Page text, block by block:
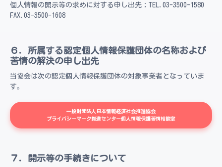
個人情報の開示等の求めに対する申し出先；TEL.03-3500-1580
FAX.03-3500-1608
６．所属する認定個人情報保護団体の名称および
苦情の解決の申し出先
当協会は次の認定個人情報保護団体の対象事業者となっていま
す。
一般財団法人日本情報経済社会推進協会
プライバシーマーク推進センター個人情報保護苦情相談室
７．開示等の手続きについて